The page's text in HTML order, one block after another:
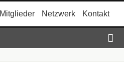
Mitglieder Netzwerk Kontakt